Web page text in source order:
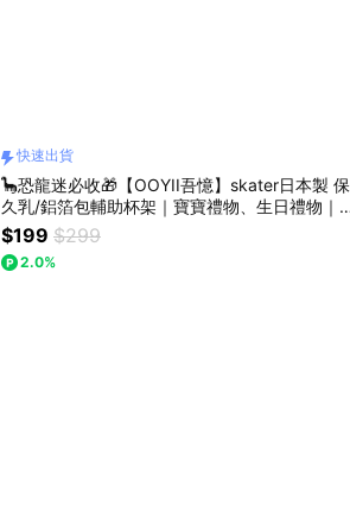
快速出貨
🦕恐龍迷必收🎁【OOYII吾憶】skater日本製 保
久乳/鋁箔包輔助杯架｜寶寶禮物、生日禮物｜
【快速出貨】
$199 $299
2.0%